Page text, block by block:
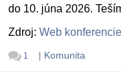
do 10. júna 2026.
Zdroj: Web konferencie
1 | Komunita